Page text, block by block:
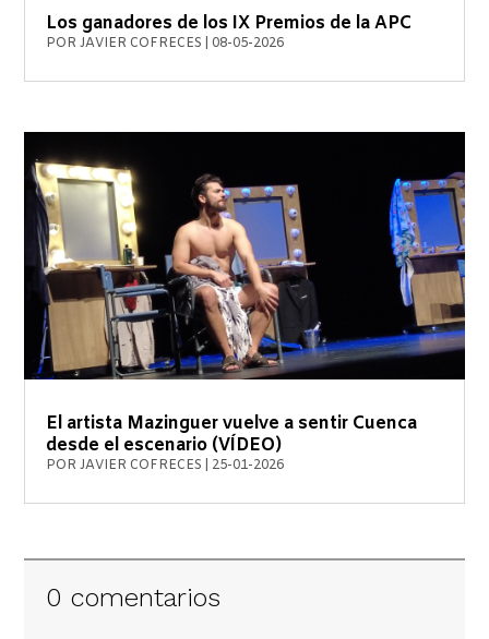
Los ganadores de los IX Premios de la APC
PORJAVIER COFRECES 08-05-2026
El artista Mazinguer vuelve a sentir Cuenca
desde el escenario (VÍDEO)
PORJAVIER COFRECES 25-01-2026
0 comentarios